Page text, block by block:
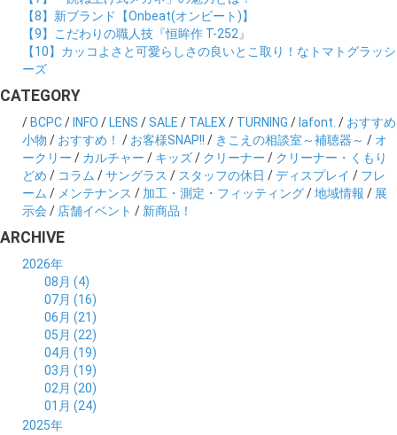
【8】新ブランド【Onbeat(オンビート)】
【9】こだわりの職人技『恒眸作 T-252』
【10】カッコよさと可愛らしさの良いとこ取り！なトマトグラッシ
ーズ
CATEGORY
/ BCPC/ INFO / LENS /SALE / TALEX / TURNING / lafont. / おすすめ
小物 / おすすめ！ / お客様SNAP!! / きこえの相談室～補聴器～ / オ
ークリー / カルチャー / キッズ/ クリーナー / クリーナー・くもり
どめ / コラム /サングラス / スタッフの休日 /ディスプレイ / フレ
ーム / メンテナンス / 加工・測定・フィッティング/地域情報 / 展
示会 / 店舗イベント / 新商品！
ARCHIVE
2026年
08月 (4)
07月 (16)
06月 (21)
05月 (22)
04月 (19)
03月 (19)
02月 (20)
01月 (24)
2025年